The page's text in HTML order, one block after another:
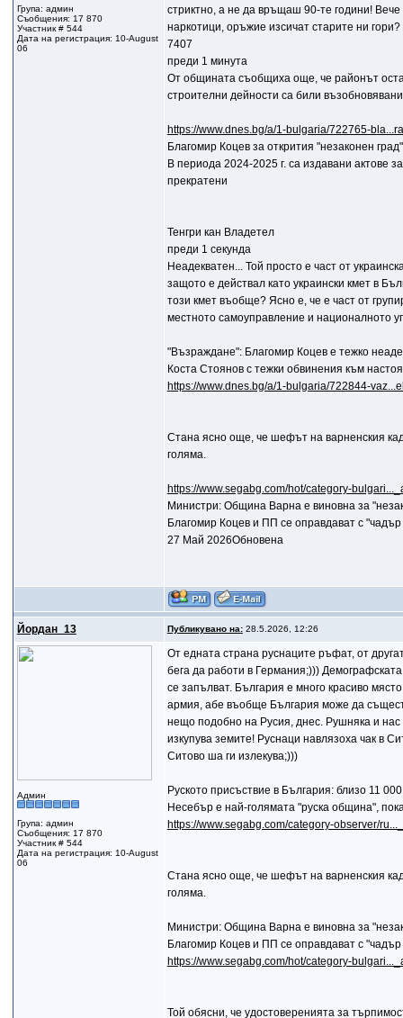
Група: админ
Съобщения: 17 870
Участник # 544
Дата на регистрация: 10-August
06
стриктно, а не да връщаш 90-те години!
наркотици, оръжие изсичат старите ни
7407
преди 1 минута
От общината съобщиха още, че районът
строителни дейности са били
https://www.dnes.bg/a/1-bulgaria/722765-
Благомир Коцев за открития "незаконен
В периода 2024-2025 г. са издавани актове
прекратени
Тенгри кан Владетел
преди 1 секунда
Неадекватен... Той просто е част от
защото е действал като украински кмет в
този кмет въобще? Ясно е, че е част от
местното самоуправление и националното
"Възраждане": Благомир Коцев е тежко
Коста Стоянов с тежки обвинения към
https://www.dnes.bg/a/1-bulgaria/722844-
Стана ясно още, че шефът на варненския
голяма.
https://www.segabg.com/hot/category-
Министри: Община Варна е виновна за
Благомир Коцев и ПП се оправдават с
27 Май 2026Обновена
Йордан_13 Публикувано на:28.5.2026, 12:26
Админ
Група: админ
Съобщения: 17 870
Участник # 544
Дата на регистрация: 10-August
06
От едната страна руснаците ръфат, от
бега да работи в Германия;)))
се запълват. България е много красиво
армия, абе въобще България може да
нещо подобно на Русия, днес. Рушняка и
изкупува земите! Руснаци навлязоха чак в
Ситово ша ги излекува;)))
Руското присъствие в България: близо 11
Несебър е най-голямата "руска община",
https://www.segabg.com/category-observer/
Стана ясно още, че шефът на варненския
голяма.
Министри: Община Варна е виновна за
Благомир Коцев и ПП се оправдават с
https://www.segabg.com/hot/category-
Той обясни, че удостоверенията за